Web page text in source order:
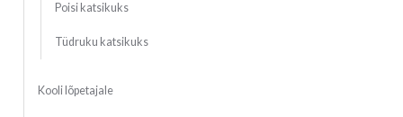
Poisi katsikuks
Tüdruku katsikuks
Kooli lõpetajale